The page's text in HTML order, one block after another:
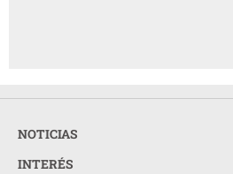
NOTICIAS
INTERÉS